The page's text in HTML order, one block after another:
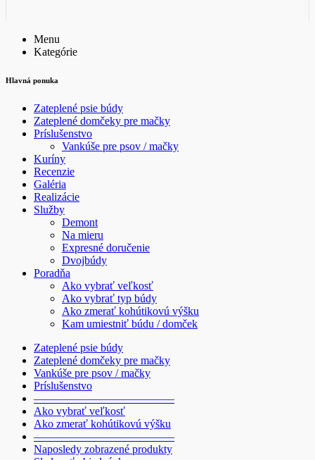
Menu
Kategórie
Hlavná ponuka
Zateplené psie búdy
Zateplené domčeky pre mačky
Príslušenstvo
Vankúše pre psov / mačky
Kuríny
Recenzie
Galéria
Realizácie
Služby
Demont
Na mieru
Expresné doručenie
Dvojbúdy
Poradňa
Ako vybrať veľkosť
Ako vybrať typ búdy
Ako zmerať kohútikovú výšku
Kam umiestniť búdu / domček
Zateplené psie búdy
Zateplené domčeky pre mačky
Vankúše pre psov / mačky
Príslušenstvo
————————————–
Ako vybrať veľkosť
Ako zmerať kohútikovú výšku
————————————–
Naposledy zobrazené produkty